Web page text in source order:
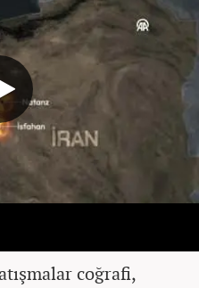
coğrafi,